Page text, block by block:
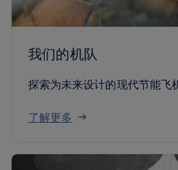
我们的机队
探索为未来设计的现代节能飞
了解更多